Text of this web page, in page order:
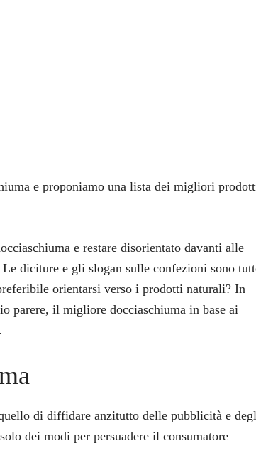
e proponiamo una lista dei migliori
e restare disorientato davanti alle
diciture e gli slogan sulle confezioni sono
orientarsi verso i prodotti naturali? In
parere, il migliore docciaschiuma in base ai
di diffidare anzitutto delle pubblicità e
dei modi per persuadere il consumatore